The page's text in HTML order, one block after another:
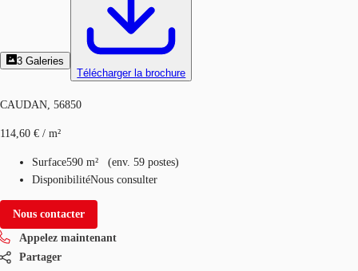
3 Galeries
Télécharger la brochure
CAUDAN, 56850
114,60 € / m²
Surface590 m² (env. 59 postes)
DisponibilitéNous consulter
Nous contacter
Appelez maintenant
Partager